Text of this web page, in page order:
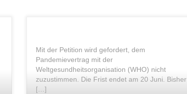
Mit der Petition wird gefordert, dem
Pandemievertrag mit der
Weltgesundheitsorganisation (WHO) nicht
zuzustimmen. Die Frist endet am 20 Juni. Bisher
[…]